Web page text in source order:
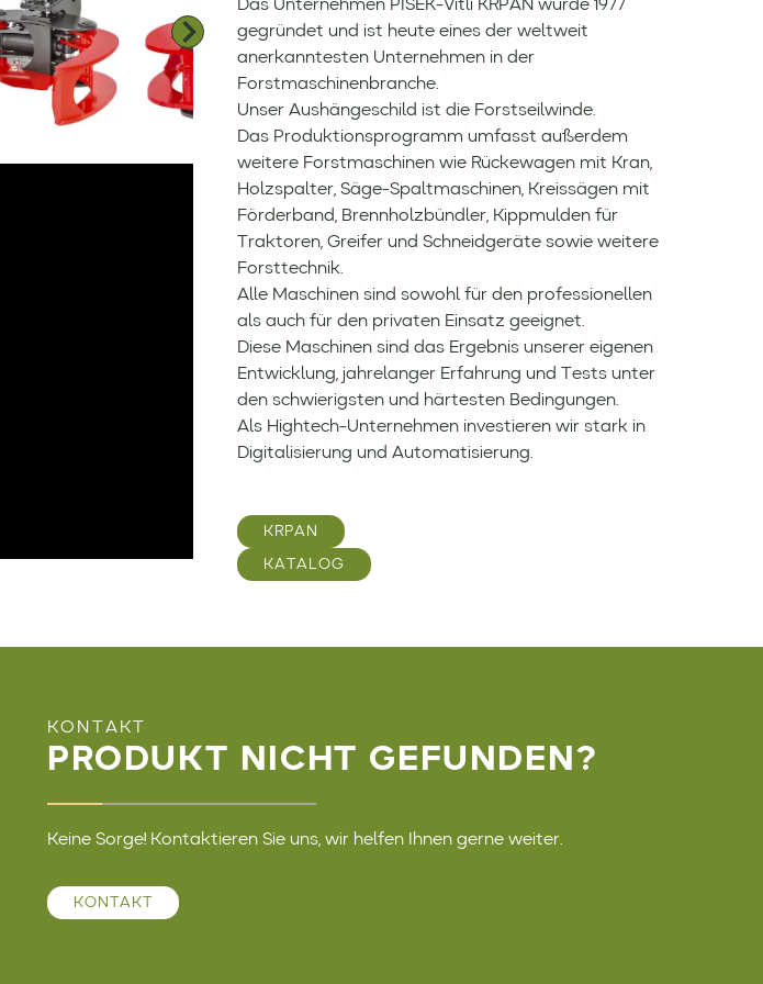
Das Unternehmen PIŠEK-Vitli KRPAN wurde 1977
gegründet und ist heute eines der weltweit
anerkanntesten Unternehmen in der
Forstmaschinenbranche.
Unser Aushängeschild ist die Forstseilwinde.
Das Produktionsprogramm umfasst außerdem
weitere Forstmaschinen wie Rückewagen mit Kran,
Holzspalter, Säge-Spaltmaschinen, Kreissägen mit
Förderband, Brennholzbündler, Kippmulden für
Traktoren, Greifer und Schneidgeräte sowie weitere
Forsttechnik.
Alle Maschinen sind sowohl für den professionellen
als auch für den privaten Einsatz geeignet.
Diese Maschinen sind das Ergebnis unserer eigenen
Entwicklung, jahrelanger Erfahrung und Tests unter
den schwierigsten und härtesten Bedingungen.
Als Hightech-Unternehmen investieren wir stark in
Digitalisierung und Automatisierung.
KRPAN
KATALOG
KONTAKT
PRODUKT NICHT GEFUNDEN?
Keine Sorge! Kontaktieren Sie uns, wir helfen Ihnen gerne weiter.
KONTAKT